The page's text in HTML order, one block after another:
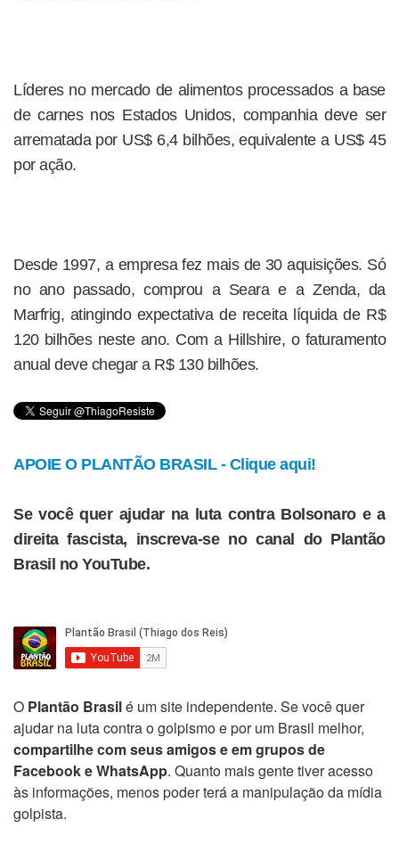
Líderes no mercado de alimentos processados a base
de carnes nos Estados Unidos, companhia deve ser
arrematada por US$ 6,4 bilhões, equivalente a US$ 45
por ação.
Desde 1997, a empresa fez mais de 30 aquisições. Só
no ano passado, comprou a Seara e a Zenda, da
Marfrig, atingindo expectativa de receita líquida de R$
120 bilhões neste ano. Com a Hillshire, o faturamento
anual deve chegar a R$ 130 bilhões.
APOIE O PLANTÃO BRASIL - Clique aqui!
Se você quer ajudar na luta contra Bolsonaro e a
direita fascista, inscreva-se no canal do Plantão
Brasil no YouTube.
O Plantão Brasilé um site independente. Se você quer
ajudar na luta contra o golpismo e por um Brasil melhor,
compartilhe com seus amigos e em grupos de
Facebook e WhatsApp. Quanto mais gente tiver acesso
às informações, menos poder terá a manipulação da mídia
golpista.